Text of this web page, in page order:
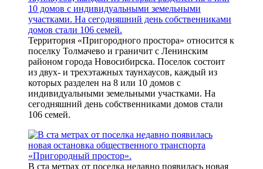
Территория «Пригородного простора» относится к
поселку Толмачево и граничит с Ленинским
районом города Новосибирска. Поселок состоит
из двух- и трехэтажных таунхаусов, каждый из
которых разделен на 8 или 10 домов с
индивидуальными земельными участками. На
сегодняшний день собственниками домов стали
106 семей.
В ста метрах от поселка недавно появилась новая